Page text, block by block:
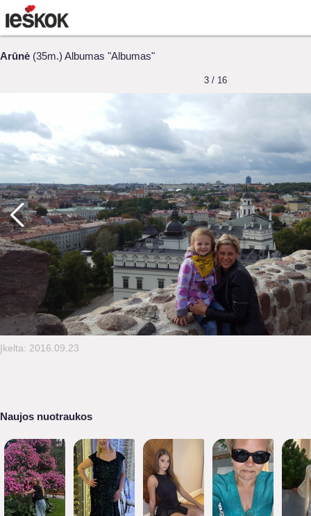
Arūnė (35m.) Albumas "Albumas"
3 / 16
Įkelta: 2016.09.23
Naujos nuotraukos